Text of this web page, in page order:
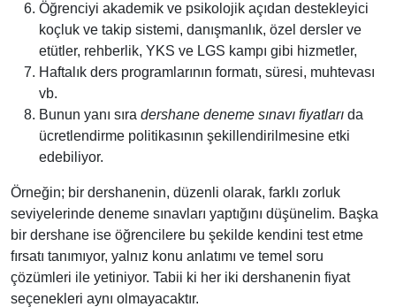
Öğrenciyi akademik ve psikolojik açıdan destekleyici
koçluk ve takip sistemi, danışmanlık, özel dersler ve
etütler, rehberlik, YKS ve LGS kampı gibi hizmetler,
Haftalık ders programlarının formatı, süresi, muhtevası
vb.
Bunun yanı sıra dershane deneme sınavı fiyatları da
ücretlendirme politikasının şekillendirilmesine etki
edebiliyor.
Örneğin; bir dershanenin, düzenli olarak, farklı zorluk
seviyelerinde deneme sınavları yaptığını düşünelim. Başka
bir dershane ise öğrencilere bu şekilde kendini test etme
fırsatı tanımıyor, yalnız konu anlatımı ve temel soru
çözümleri ile yetiniyor. Tabii ki her iki dershanenin fiyat
seçenekleri aynı olmayacaktır.